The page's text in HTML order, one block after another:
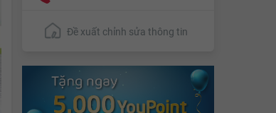
Đề xuất chỉnh sửa thông tin